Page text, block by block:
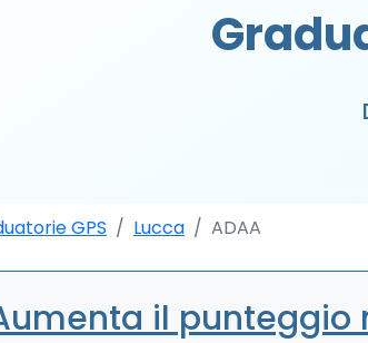
GPS Lucca ADAA
il punteggio